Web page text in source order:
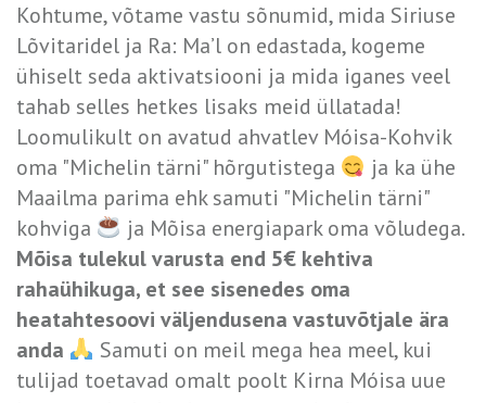
Kohtume, võtame vastu sõnumid, mida Siriuse
Lõvitaridel ja Ra: Ma’l on edastada, kogeme
ühiselt seda aktivatsiooni ja mida iganes veel
tahab selles hetkes lisaks meid üllatada!
Loomulikult on avatud ahvatlev Móisa-Kohvik
oma "Michelin tärni" hõrgutistega
ja ka ühe
Maailma parima ehk samuti "Michelin tärni"
kohviga
ja Mõisa energiapark oma võludega.
Mõisa tulekul varusta end 5€ kehtiva
rahaühikuga, et see sisenedes oma
heatahtesoovi väljendusena vastuvõtjale ära
anda
Samuti on meil mega hea meel, kui
tulijad toetavad omalt poolt Kirna Móisa uue